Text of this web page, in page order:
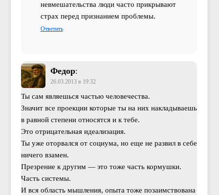
невмешательства люди часто прикрывают
страх перед признанием проблемы.
Ответить
Федор:
26.03.2013 в 19:32
Ты сам являешься частью человечества.
Значит все проекции которые ты на них накладываешь
в равной степени относятся и к тебе.
Это отрицательная идеализация.
Ты уже оторвался от социума, но еще не развил в себе
ничего взамен.
Презрение к другим — это тоже часть кормушки.
Часть системы.
И вся область мышления, опыта тоже позаимствована